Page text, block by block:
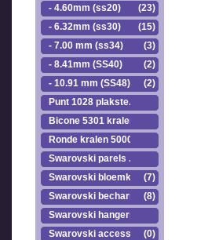
- 4.60mm (ss20)
(23)
- 6.32mm (ss30)
(15)
- 7.00 mm (ss34)
(3)
- 8.41mm (SS40)
(2)
- 10.91 mm (SS48)
(2)
Punt 1028 plakste..
Bicone 5301 kralen.
Ronde kralen 5000
Swarovski parels ..
Swarovski bloemkr..
(7)
Swarovski becharmed(8)
Swarovski hangers
Swarovski accesso..
(0)